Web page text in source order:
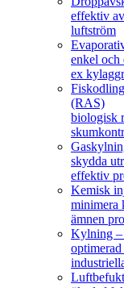
effektiv
luftström
enkel
ex
(RAS)
biologisk
skydda
effektiv
Kemisk
minimera
ämnen
Kylning –